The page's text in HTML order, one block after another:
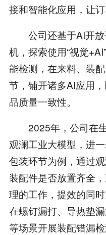
接和智能化应用，让
公司还基于AI开放
机，探索使用“视觉
能检测，在来料、装
节，铺开诸多AI应用
品质量一致性。
2025年，公司在生
观澜工业大模型，进
包装环节为例，通过
装配件是否放置齐全
理的工作，提效的同
在螺钉漏打、导热垫
等场景开展装配错漏